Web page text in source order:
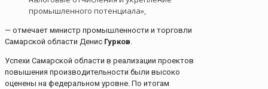
промышленного потенциала»,
— отмечает министр промышленности и торговли
Самарской области Денис Гурков.
Успехи Самарской области в реализации проектов
повышения производительности были высоко
оценены на федеральном уровне. По итогам